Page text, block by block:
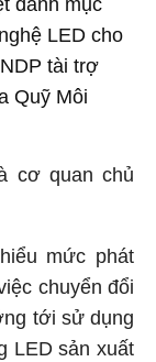
danh mục
LED cho
tài trợ
Quỹ Môi
cơ quan chủ
mức phát
chuyển đổi
tới sử dụng
LED sản xuất